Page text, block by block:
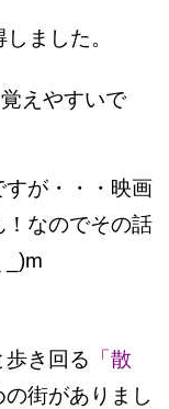
ました。
えやすいで
すが・・・映画
なのでその話
_)m
き回る 「散
街がありまし